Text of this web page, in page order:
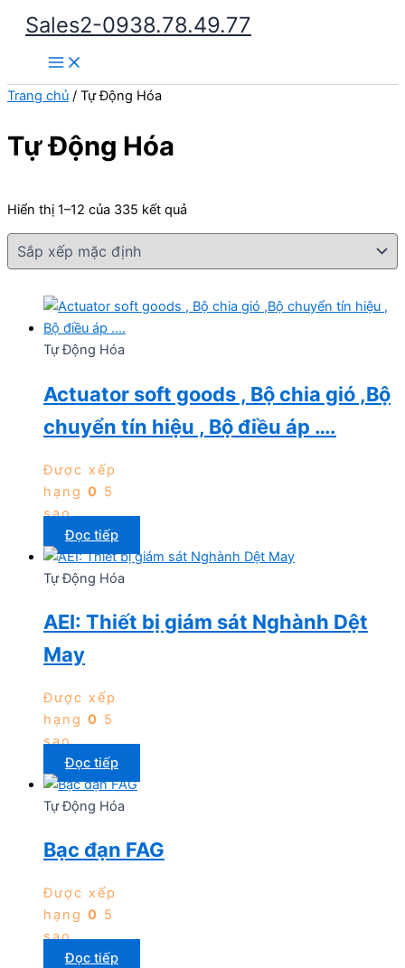
Nhảy
dung
Sales2-0938.78.49.77
Main
Menu
Trang chủ / Tự Động Hóa
Tự Động Hóa
Hiển thị 1–12 của 335 kết quả
Tự Động Hóa
Actuator soft goods , Bộ chia gió ,Bộ
chuyển tín hiệu , Bộ điều áp ….
Được xếp
hạng 0 5
sao
Đọc tiếp
Tự Động Hóa
AEI: Thiết bị giám sát Nghành Dệt
May
Được xếp
hạng 0 5
sao
Đọc tiếp
Tự Động Hóa
Bạc đạn FAG
Được xếp
hạng 0 5
sao
Đọc tiếp